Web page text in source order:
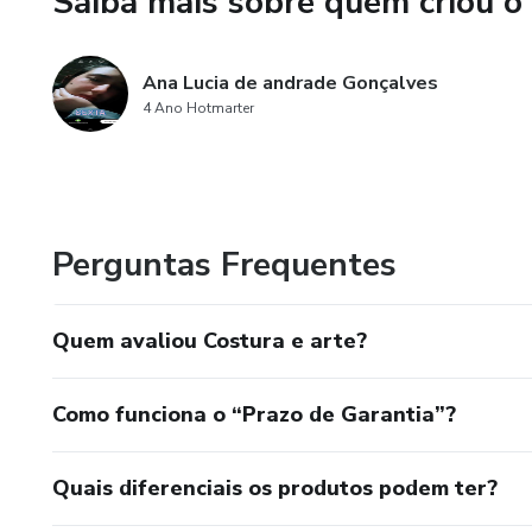
Ana Lucia de andrade Gonçalves
4 Ano Hotmarter
Perguntas Frequentes
Quem avaliou Costura e arte?
Como funciona o “Prazo de Garantia”?
Quais diferenciais os produtos podem ter?